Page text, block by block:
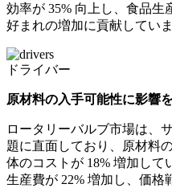
効率が 35% 向上し、食品
好まれの増加に貢献していま
ドライバー
原材料の入手可能性に影響
ロータリーバルブ市場は、
題に直面しており、原材料
体のコストが 18% 増加して
生産費が 22% 増加し、価格